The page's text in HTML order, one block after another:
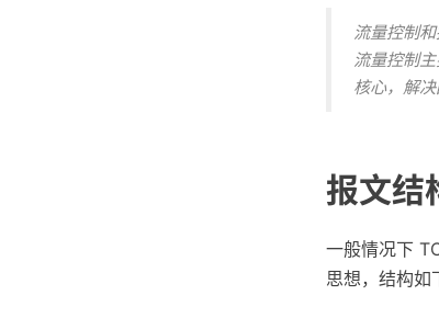
流量控制
流量控制
核心，解
报文结
一般情况下
思想，结构如